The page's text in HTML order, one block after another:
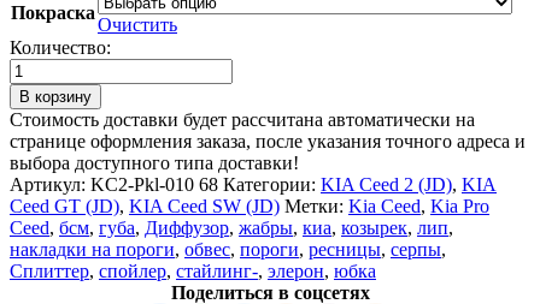
Покраска
Очистить
Количество:
Количество
товара
Перекладина
между
клыками
на
рестайлинг
KIA
CEED
JD
2015-
В корзину
Стоимость доставки будет рассчитана автоматически на
странице оформления заказа, после указания точного адреса и
выбора доступного типа доставки!
Артикул: KC2-Pkl-010 68 Категории: KIA Ceed 2 (JD), KIA
Ceed GT (JD), KIA Ceed SW (JD) Метки: Kia Ceed, Kia Pro
Ceed, бсм, губа, Диффузор, жабры, киа, козырек, лип,
накладки на пороги, обвес, пороги, ресницы, серпы,
Сплиттер, спойлер, стайлинг-, элерон, юбка
Поделиться в соцсетях